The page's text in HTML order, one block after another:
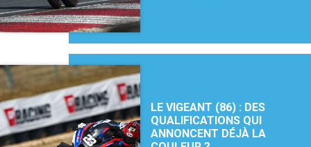
LE VIGEANT (86) : DES
QUALIFICATIONS QUI
ANNONCENT DÉJÀ LA